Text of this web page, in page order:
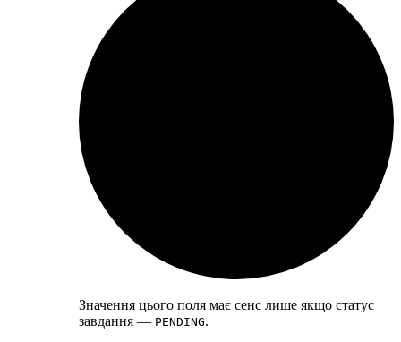
Значення цього поля має сенс лише якщо статус
завдання — PENDING.